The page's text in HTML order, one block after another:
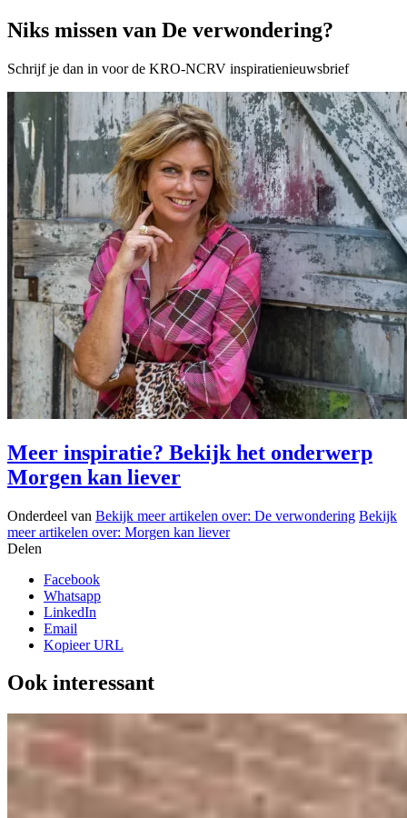
Niks missen van De verwondering?
Schrijf je dan in voor de KRO-NCRV inspiratienieuwsbrief
Meer inspiratie? Bekijk het onderwerp
Morgen kan liever
Onderdeel van Bekijk meer artikelen over: De verwondering Bekijk
meer artikelen over: Morgen kan liever
Delen
Facebook
Whatsapp
LinkedIn
Email
Kopieer URL
Ook interessant